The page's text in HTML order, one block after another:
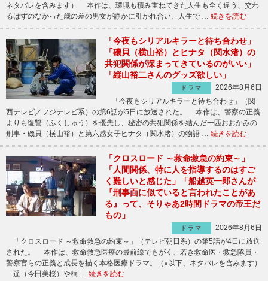
ネタバレを含みます） 本作は、環境も積み重ねてきた人生も全く違う、交わ
るはずのなかった歳の差の男女が静かに引かれ合い、人生で … 続きを読む
「今夜もシリアルキラーと待ち合わせ」
「磯貝（横山裕）とヒナタ（関水渚）の
共犯関係が深まってきているのがいい」
「縦山裕二さんのグッズ欲しい」
ドラマ
2026年8月6日
「今夜もシリアルキラーと待ち合わせ」（関
西テレビ／フジテレビ系）の第6話が5日に放送された。 本作は、警察の正義
よりも復讐（ふくしゅう）を優先し、秘密の共犯関係を結んだ一匹おおかみの
刑事・磯貝（横山裕）と第六感女子ヒナタ（関水渚）の物語 … 続きを読む
「クロスロード ～救命救急の約束～」
「人間関係、特に人を指導するのはすご
く難しいと感じた」「船越英一郎さんが
『刑事面に似ていると言われたことがあ
る』って、そりゃあ2時間ドラマの帝王だ
もの」
ドラマ
2026年8月6日
「クロスロード ～救命救急の約束～」（テレビ朝日系）の第5話が4日に放送
された。 本作は、救命救急医療の最前線でもがく、若き救命医・救急隊員・
警察官らの正義と成長を描く本格医療ドラマ。（※以下、ネタバレを含みます）
遥（今田美桜）や桐 … 続きを読む